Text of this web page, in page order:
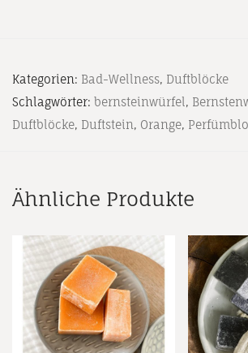
Kategorien: Bad-Wellness, Duftblöcke
Schlagwörter: bernsteinwürfel ,
Duftblöcke, Duftstein, Orange,
Ähnliche Produkte